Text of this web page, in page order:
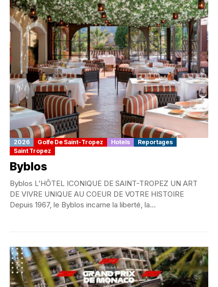
2026 Golfe De Saint-Tropez Hotels
Reportages
Saint Tropez
Byblos
Byblos L’HÔTEL ICONIQUE DE SAINT-TROPEZ UN ART
DE VIVRE UNIQUE AU COEUR DE VOTRE HISTOIRE
Depuis 1967, le Byblos incarne la liberté, la...